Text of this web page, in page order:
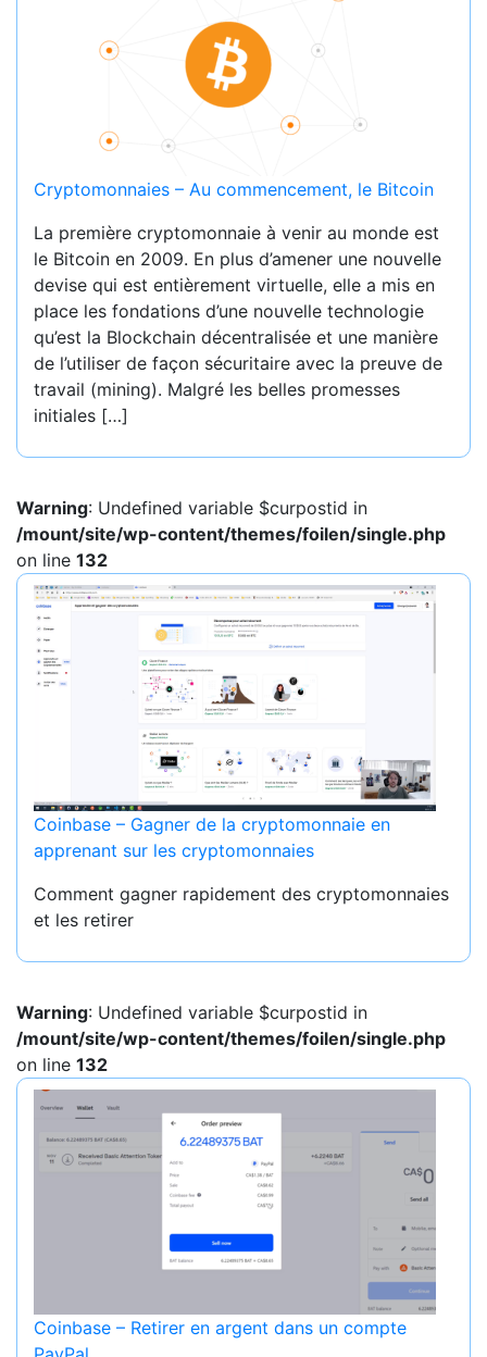
Cryptomonnaies – Au commencement, le Bitcoin
La première cryptomonnaie à venir au monde est
le Bitcoin en 2009. En plus d’amener une nouvelle
devise qui est entièrement virtuelle, elle a mis en
place les fondations d’une nouvelle technologie
qu’est la Blockchain décentralisée et une manière
de l’utiliser de façon sécuritaire avec la preuve de
travail (mining). Malgré les belles promesses
initiales […]
Warning: Undefined variable $curpostid in
/mount/site/wp-content/themes/foilen/single.php
on line 132
Coinbase – Gagner de la cryptomonnaie en
apprenant sur les cryptomonnaies
Comment gagner rapidement des cryptomonnaies
et les retirer
Warning: Undefined variable $curpostid in
/mount/site/wp-content/themes/foilen/single.php
on line 132
Coinbase – Retirer en argent dans un compte